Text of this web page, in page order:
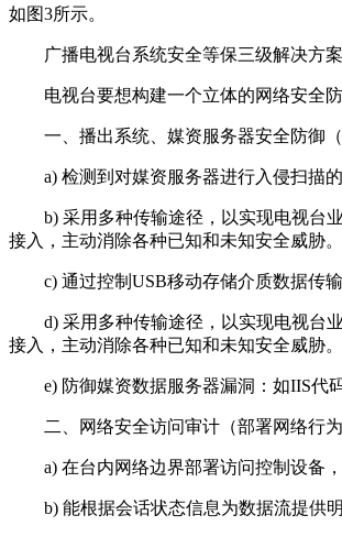
如图3所示。
广播电视台系统安全等保三级解决方案
电视台要想构建一个立体的网络安全防
一、播出系统、媒资服务器安全防御（
a) 检测到对媒资服务器进行入侵扫描的
b) 采用多种传输途径，以实现电视台业
接入，主动消除各种已知和未知安全威胁
c) 通过控制USB移动存储介质数据传输
d) 采用多种传输途径，以实现电视台业
接入，主动消除各种已知和未知安全威胁
e) 防御媒资数据服务器漏洞：如IIS代
二、网络安全访问审计（部署网络行为
a) 在台内网络边界部署访问控制设备，
b) 能根据会话状态信息为数据流提供明